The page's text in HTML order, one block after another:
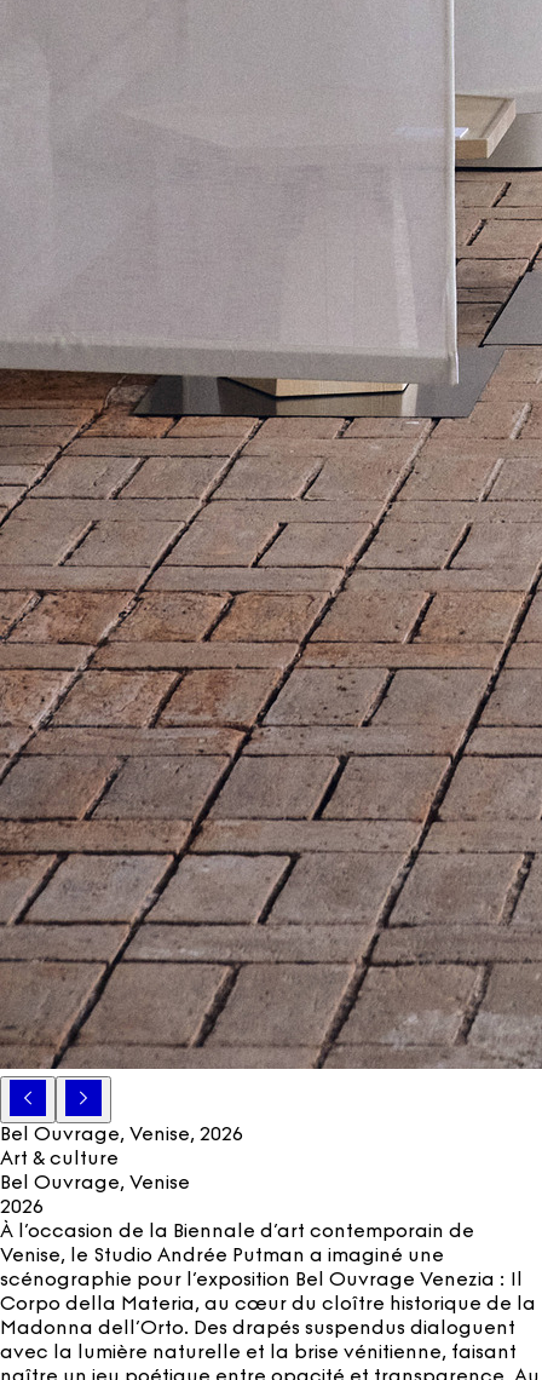
Bel Ouvrage, Venise, 2026
Art & culture
Bel Ouvrage, Venise
2026
À l’occasion de la Biennale d’art contemporain de
Venise, le Studio Andrée Putman a imaginé une
scénographie pour l’exposition Bel Ouvrage Venezia : Il
Corpo della Materia, au cœur du cloître historique de la
Madonna dell’Orto. Des drapés suspendus dialoguent
avec la lumière naturelle et la brise vénitienne, faisant